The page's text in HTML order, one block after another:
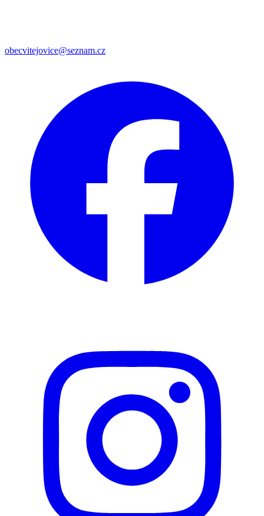
obecvitejovice@seznam.cz